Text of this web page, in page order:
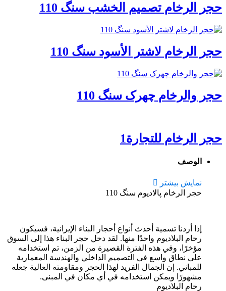
حجر الرخام تصمیم الخشب سنگ 110
حجر الرخام لاشتر الأسود سنگ 110
حجر والرخام چهرک سنگ 110
حجر الرخام للتجارة1
الوصف
نمایش بیشتر
حجر الرخام پالادیوم سنگ 110
إذا أردنا تسمية أحدث أنواع أحجار البناء الإيرانية، فسيكون
رخام البلاديوم واحدًا منها. لقد دخل حجر البناء هذا إلى السوق
مؤخرًا، وفي هذه الفترة القصيرة من الزمن، تم استخدامه
على نطاق واسع في التصميم الداخلي والهندسة المعمارية
للمباني. إن الجمال الفريد لهذا الحجر ومقاومته العالية جعله
مشهورًا ويمكن استخدامه في أي مكان في المبنى.
رخام البلاديوم